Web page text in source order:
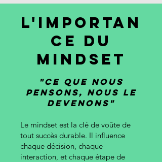
L'Importan
ce du
Mindset
"Ce que nous
pensons, nous le
devenons"
Le mindset est la clé de voûte de
tout succès durable. Il influence
chaque décision, chaque
interaction, et chaque étape de